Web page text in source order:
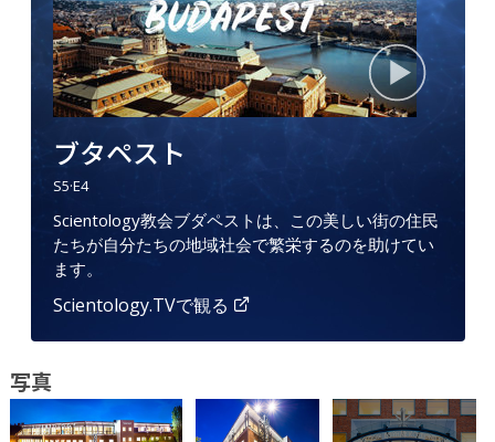
ブタペスト
S5·E4
Scientology教会ブダペストは、この美しい街の住民
たちが自分たちの地域社会で繁栄するのを助けてい
ます。
Scientology.TVで観る
写真